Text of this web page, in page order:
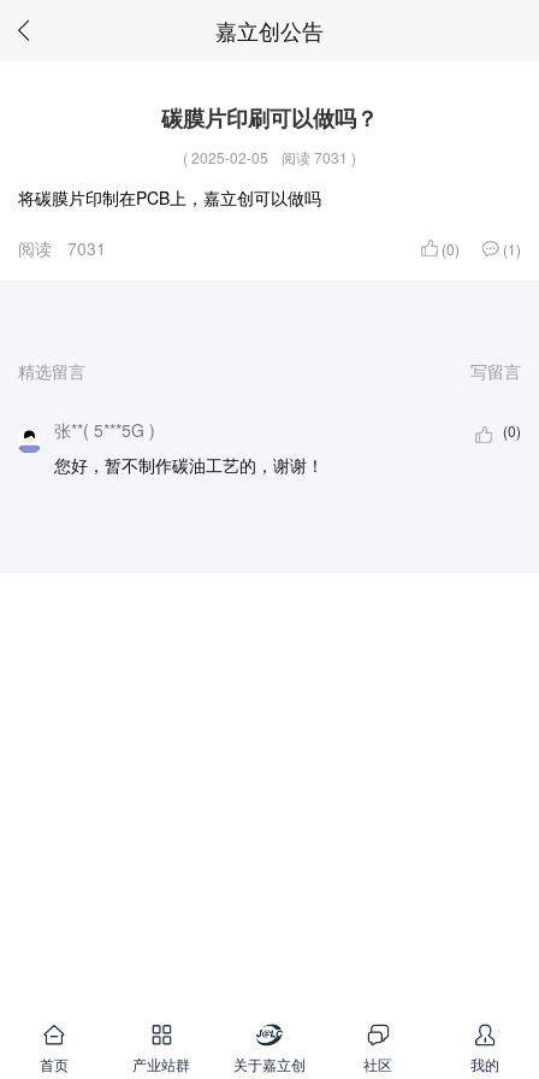
嘉立创公告
碳膜片印刷可以做吗？
(2025-02-05 阅读 7031 )
将碳膜片印制在PCB上，嘉立创可以做吗
阅读 7031 (0) (1)
精选留言 写留言
张**( 5***5G ) (0)
您好，暂不制作碳油工艺的，谢谢！
首页 产业站群 关于嘉立创 社区 我的